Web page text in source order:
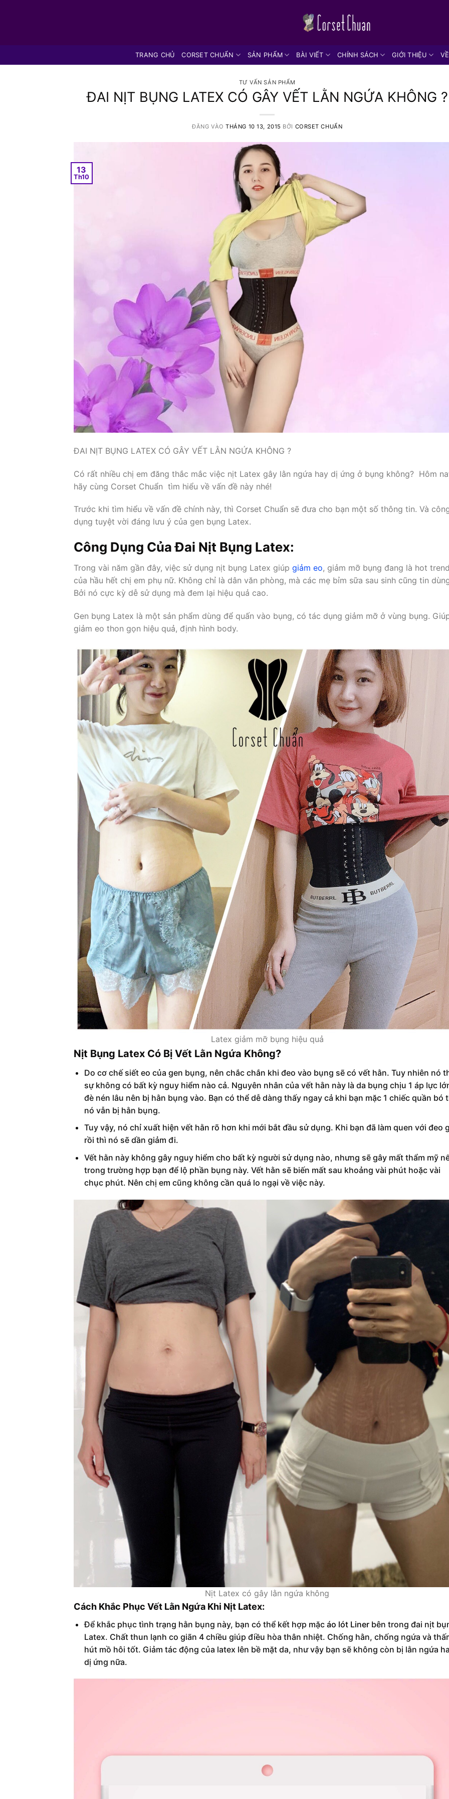
TRANG CHỦ CORSET CHUẨN SẢN PHẨM BÀI VIẾT CHÍNH SÁCH GIỚI THIỆU
TƯ VẤN SẢN PHẨM
ĐAI NỊT BỤNG LATEX CÓ GÂY VẾT LẰN NGỨA KHÔNG ?
ĐĂNG VÀOTHÁNG 10 13, 2015 BỞI CORSET CHUẨN
13
Th10
ĐAI NỊT BỤNG LATEX CÓ GÂY VẾT LẰN NGỨA KHÔNG ?
Có rất nhiều chị em đăng thắc mắc việc nịt Latex gây lằn ngứa hay dị ứng ở bụng không? Hôm
hãy cùng Corset Chuẩn tìm hiểu về vấn đề này nhé!
Trước khi tìm hiểu về vấn đề chính này, thì Corset Chuẩn sẽ đưa cho bạn một số thông tin. Và
dụng tuyệt vời đáng lưu ý của gen bụng Latex.
Công Dụng Của Đai Nịt Bụng Latex:
Trong vài năm gần đây, việc sử dụng nịt bụng Latex giúp giảm eo, giảm mỡ bụng đang là hot trend
của hầu hết chị em phụ nữ. Không chỉ là dân văn phòng, mà các mẹ bỉm sữa sau sinh cũng tin
Bởi nó cực kỳ dễ sử dụng mà đem lại hiệu quả cao.
Gen bụng Latex là một sản phẩm dùng để quấn vào bụng, có tác dụng giảm mỡ ở vùng bụng.
giảm eo thon gọn hiệu quả, định hình body.
Latex giảm mỡ bụng hiệu quả
Nịt Bụng Latex Có Bị Vết Lằn Ngứa Không?
Do cơ chế siết eo của gen bụng, nên chắc chắn khi đeo vào bụng sẽ có vết hằn. Tuy nhiên nó
sự không có bất kỳ nguy hiểm nào cả. Nguyên nhân của vết hằn này là da bụng chịu 1 áp lực
đè nén lâu nên bị hằn bụng vào. Bạn có thể dễ dàng thấy ngay cả khi bạn mặc 1 chiếc quần bó
nó vẫn bị hằn bụng.
Tuy vậy, nó chỉ xuất hiện vết hằn rõ hơn khi mới bắt đầu sử dụng. Khi bạn đã làm quen với đeo
rồi thì nó sẽ dần giảm đi.
Vết hằn này không gây nguy hiểm cho bất kỳ người sử dụng nào, nhưng sẽ gây mất thẩm mỹ
trong trường hợp bạn để lộ phần bụng này. Vết hằn sẽ biến mất sau khoảng vài phút hoặc vài
chục phút. Nên chị em cũng không cần quá lo ngại về việc này.
Nịt Latex có gây lằn ngứa không
Cách Khắc Phục Vết Lằn Ngứa Khi Nịt Latex:
Để khắc phục tình trạng hằn bụng này, bạn có thể kết hợp mặc áo lót Linerbên trong đai nịt
Latex. Chất thun lạnh co giãn 4 chiều giúp điều hòa thân nhiệt. Chống hằn, chống ngứa và
hút mồ hôi tốt. Giảm tác động của latex lên bề mặt da, như vậy bạn sẽ không còn bị lằn ngứa
dị ứng nữa.